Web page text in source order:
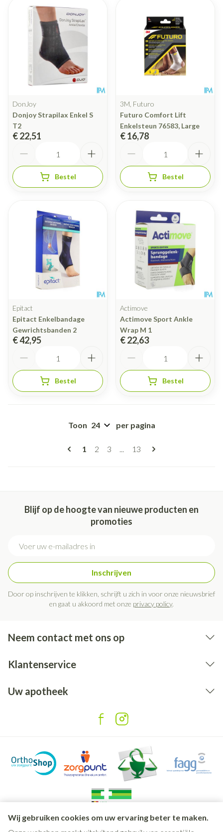
Wij gebruiken cookies om uw ervaring beter te maken.
DonJoy
Donjoy Strapilax Enkel S
T2
€ 22,51
Bestel
3M, Futuro
Futuro Comfort Lift
Enkelsteun 76583, Large
€ 16,78
Bestel
Epitact
Epitact Enkelbandage
Gewrichtsbanden 2
€ 42,95
Bestel
Actimove
Actimove Sport Ankle
Wrap M 1
€ 22,63
Bestel
Pagina's
U lees momenteel pagina
1 Pagina
2 Pagina
3 ... Pagina
13
Toon per pagina
Blijf op de hoogte van nieuwe producten en
promoties
Inschrijven
Door op inschrijven te klikken, schrijft u zich in voor onze nieuwsbrief
en gaat u akkoord met onze privacy policy.
Neem contact met ons op
Klantenservice
Uw apotheek